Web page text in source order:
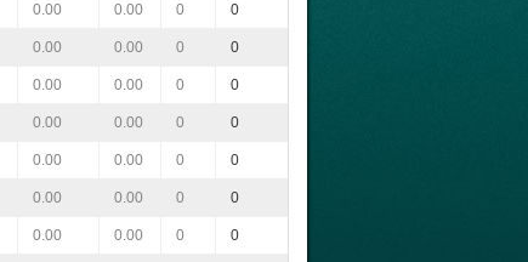
0.00 0.00 0 0
0.00 0.00 0 0
0.00 0.00 0 0
0.00 0.00 0 0
0.00 0.00 0 0
0.00 0.00 0 0
0.00 0.00 0 0